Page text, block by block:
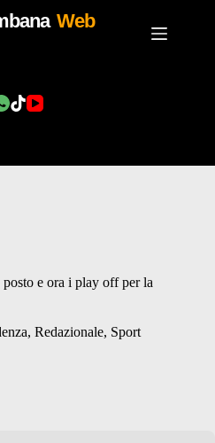
Web
e ora i play off per la
, Redazionale, Sport